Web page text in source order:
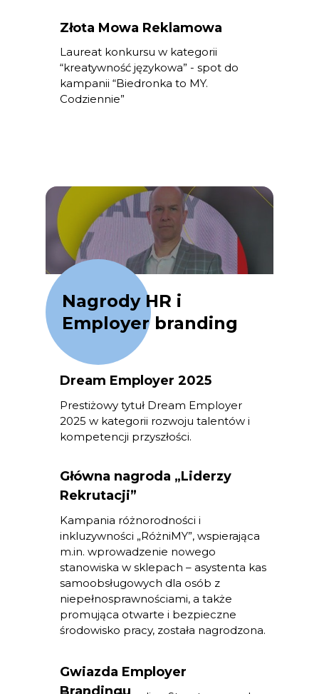
Laureat konkursu w kategorii
“kreatywność językowa” - spot do
kampanii “Biedronka to MY.
Codziennie”
Złota Mowa Reklamowa
Nagrody HR i
Employer branding
Prestiżowy tytuł Dream Employer
2025 w kategorii rozwoju talentów i
kompetencji przyszłości.
Dream Employer 2025
Kampania różnorodności i
inkluzywności „RóżniMY”, wspierająca
m.in. wprowadzenie nowego
stanowiska w sklepach – asystenta kas
samoobsługowych dla osób z
niepełnosprawnościami, a także
promująca otwarte i bezpieczne
środowisko pracy, została nagrodzona.
Główna nagroda „Liderzy
Rekrutacji”
Gwiazda Employer